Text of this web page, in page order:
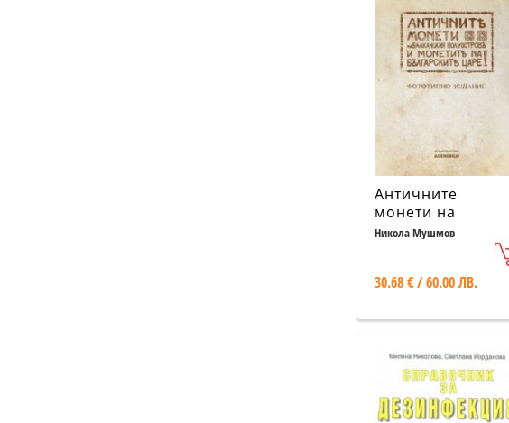
Античните
монети на
Балканския
българските царе
Никола Мушмов
30.68 € / 60.00 ЛВ.